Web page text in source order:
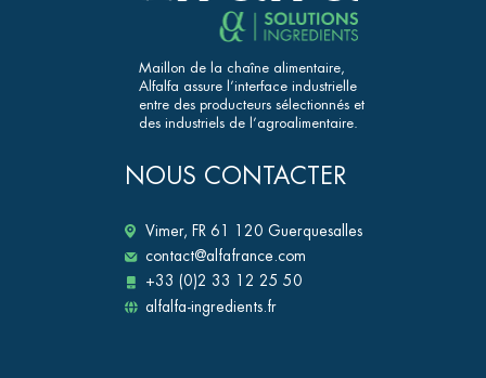
Maillon de la chaîne alimentaire,
Alfalfa assure l’interface industrielle
entre des producteurs sélectionnés et
des industriels de l’agroalimentaire.
NOUS CONTACTER
Vimer, FR 61 120 Guerquesalles
contact@alfafrance.com
+33 (0)2 33 12 25 50
alfalfa-ingredients.fr